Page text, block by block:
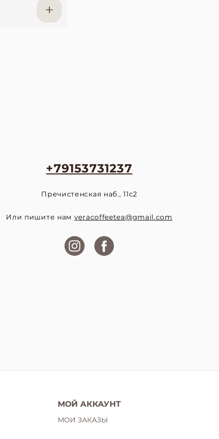
+79153731237
Пречистенская наб., 11с2
Или пишите нам veracoffeetea@gmail.com
МОЙ АККАУНТ
МОИ ЗАКАЗЫ